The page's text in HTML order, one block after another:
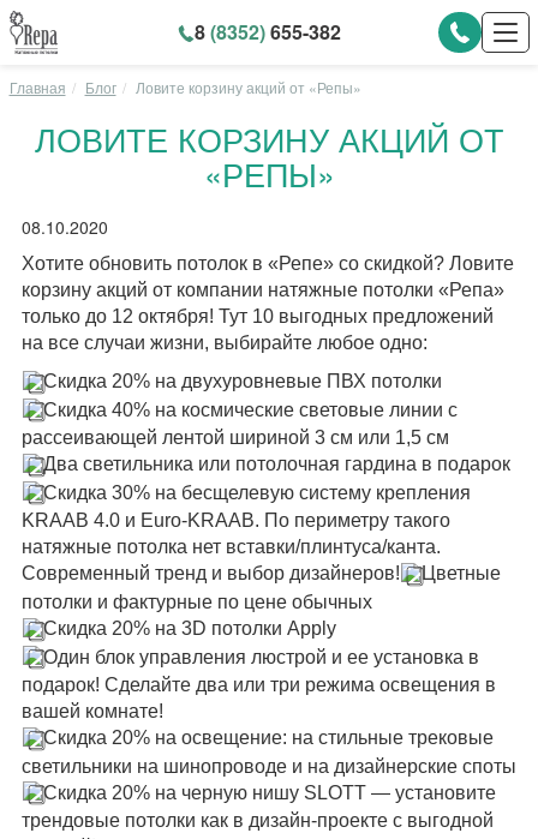
8(8352)655-382
Главная Блог Ловите корзину акций от «Репы»
ЛОВИТЕ КОРЗИНУ АКЦИЙ ОТ
«РЕПЫ»
08.10.2020
Хотите обновить потолок в «Репе» со скидкой? Ловите
корзину акций от компании натяжные потолки «Репа»
только до 12 октября! Тут 10 выгодных предложений
на все случаи жизни, выбирайте любое одно:
Скидка 20% на двухуровневые ПВХ потолки
Скидка 40% на космические световые линии с
рассеивающей лентой шириной 3 см или 1,5 см
Два светильника или потолочная гардина в подарок
Скидка 30% на бесщелевую систему крепления
KRAAB 4.0 и Euro-KRAAB. По периметру такого
натяжные потолка нет вставки/плинтуса/канта.
Современный тренд и выбор дизайнеров!
Цветные
потолки и фактурные по цене обычных
Скидка 20% на 3D потолки Apply
Один блок управления люстрой и ее установка в
подарок! Сделайте два или три режима освещения в
вашей комнате!
Скидка 20% на освещение: на стильные трековые
светильники на шинопроводе и на дизайнерские споты
Скидка 20% на черную нишу SLOTT — установите
трендовые потолки как в дизайн-проекте с выгодной